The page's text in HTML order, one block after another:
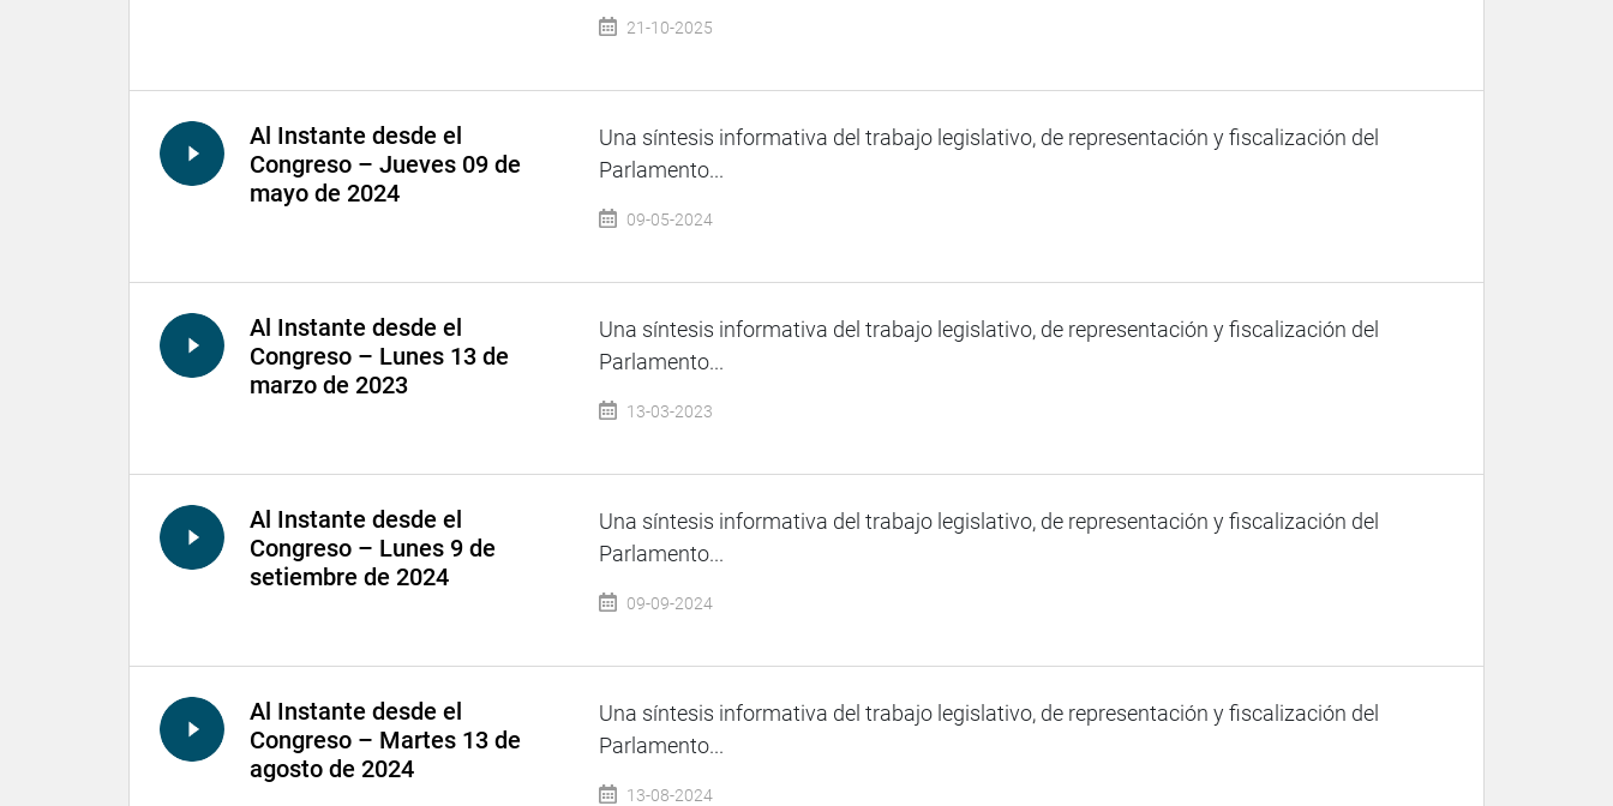
21-10-2025
Al Instante desde el
Congreso – Jueves 09 de
mayo de 2024
Una síntesis informativa del trabajo legislativo, de representación y fiscalización del
Parlamento...
09-05-2024
Al Instante desde el
Congreso – Lunes 13 de
marzo de 2023
Una síntesis informativa del trabajo legislativo, de representación y fiscalización del
Parlamento...
13-03-2023
Al Instante desde el
Congreso – Lunes 9 de
setiembre de 2024
Una síntesis informativa del trabajo legislativo, de representación y fiscalización del
Parlamento...
09-09-2024
Al Instante desde el
Congreso – Martes 13 de
agosto de 2024
Una síntesis informativa del trabajo legislativo, de representación y fiscalización del
Parlamento...
13-08-2024